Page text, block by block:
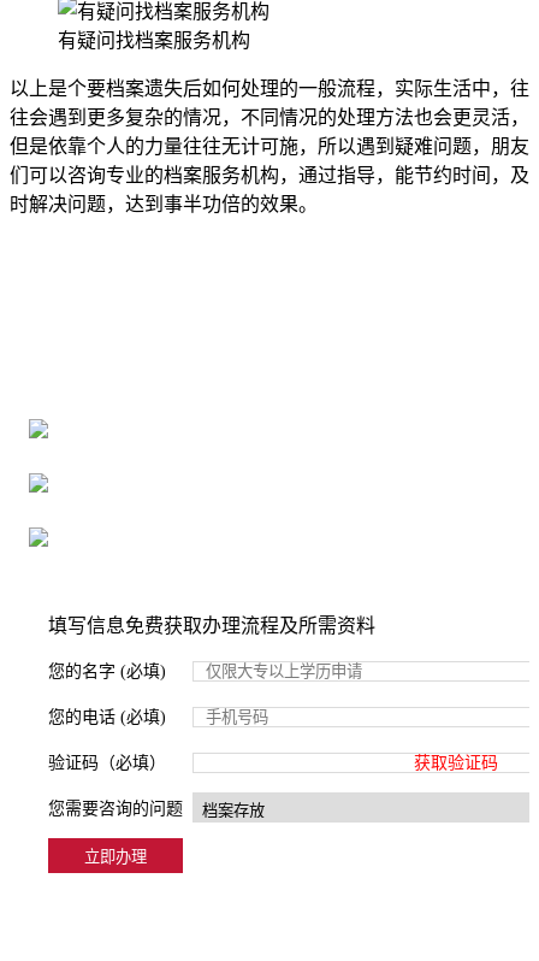
有疑问找档案服务机构
以上是个要档案遗失后如何处理的一般流程，实际生活中，往
往会遇到更多复杂的情况，不同情况的处理方法也会更灵活，
但是依靠个人的力量往往无计可施，所以遇到疑难问题，朋友
们可以咨询专业的档案服务机构，通过指导，能节约时间，及
时解决问题，达到事半功倍的效果。
填写信息免费获取办理流程及所需资料
您的名字 (必填)
您的电话 (必填)
验证码（必填） 获取验证码
您需要咨询的问题